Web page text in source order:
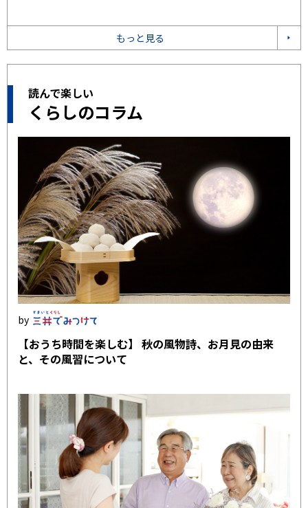
もっと見る
読んで楽しい
くらしのコラム
【おうち時間を楽しむ】 秋の風物詩、お月見の由来
と、その風習について